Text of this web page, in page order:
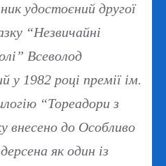
удостоєний другої
“Незвичайні
Всеволод
у 1982 році премії ім.
“Тореадори з
внесено до Особливо
як один із